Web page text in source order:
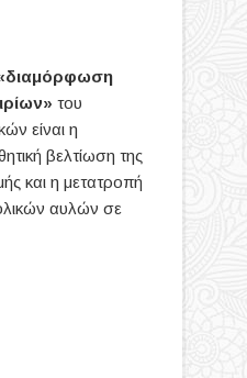
του
είναι η
βελτίωση της
και η μετατροπή
αυλών σε